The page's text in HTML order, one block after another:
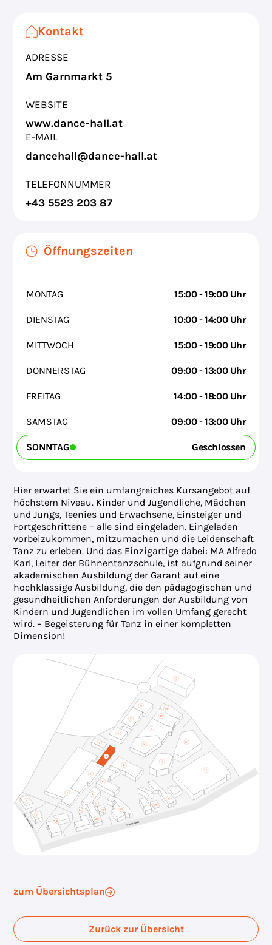
Kontakt
ADRESSE
Am Garnmarkt 5
WEBSITE
www.dance-hall.at
E-MAIL
dancehall@dance-hall.at
TELEFONNUMMER
+43 5523 203 87
Öffnungszeiten
MONTAG 15:00 - 19:00 Uhr
DIENSTAG 10:00 - 14:00 Uhr
MITTWOCH 15:00 - 19:00 Uhr
DONNERSTAG 09:00 - 13:00 Uhr
FREITAG 14:00 - 18:00 Uhr
SAMSTAG 09:00 - 13:00 Uhr
SONNTAG Geschlossen
Hier erwartet Sie ein umfangreiches Kursangebot auf
höchstem Niveau. Kinder und Jugendliche, Mädchen
und Jungs, Teenies und Erwachsene, Einsteiger und
Fortgeschrittene – alle sind eingeladen. Eingeladen
vorbeizukommen, mitzumachen und die Leidenschaft
Tanz zu erleben. Und das Einzigartige dabei: MA Alfredo
Karl, Leiter der Bühnentanzschule, ist aufgrund seiner
akademischen Ausbildung der Garant auf eine
hochklassige Ausbildung, die den pädagogischen und
gesundheitlichen Anforderungen der Ausbildung von
Kindern und Jugendlichen im vollen Umfang gerecht
wird. – Begeisterung für Tanz in einer kompletten
Dimension!
zum Übersichtsplan
Zurück zur Übersicht